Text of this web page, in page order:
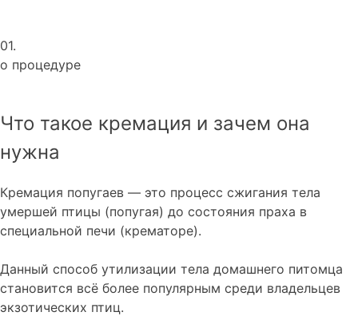
01.
о процедуре
Что такое кремация и зачем она
нужна
Кремация попугаев — это процесс сжигания тела
умершей птицы (попугая) до состояния праха в
специальной печи (крематоре).
Данный способ утилизации тела домашнего питомца
становится всё более популярным среди владельцев
экзотических птиц.